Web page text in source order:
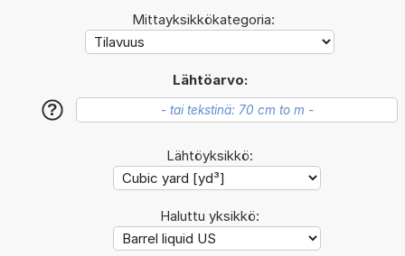
Mittayksikkökategoria:
Lähtöarvo:
?
Lähtöyksikkö:
Haluttu yksikkö: